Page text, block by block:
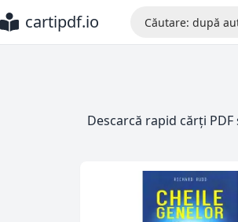
cartipdf.io
Descarcă rapid cărți